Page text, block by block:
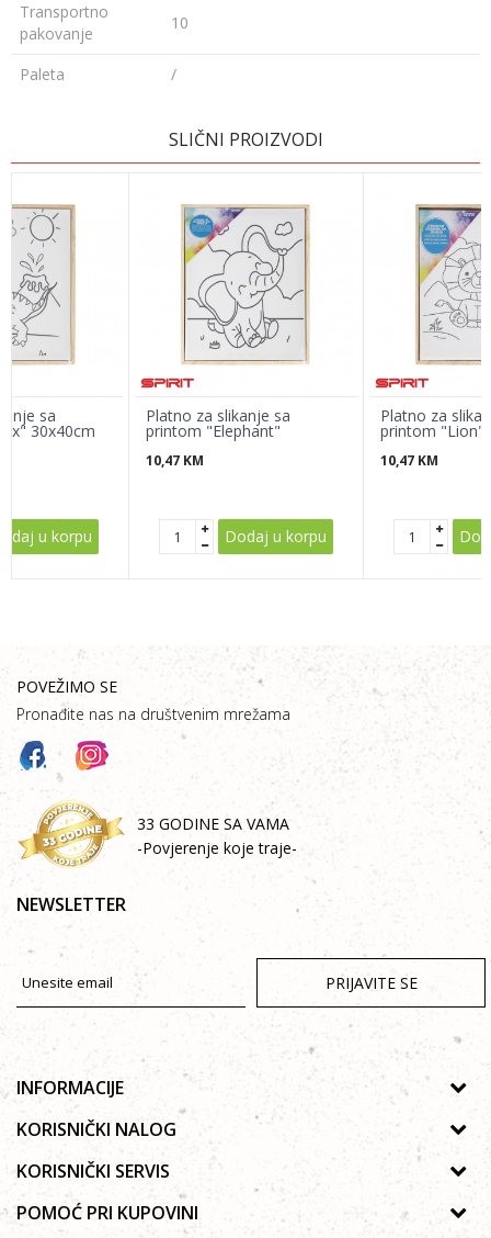
Transportno
pakovanje
10
Paleta /
Poruka
SLIČNI PROIZVODI
sa
30x40cm
u korpu
Platno za slikanje sa
printom "Elephant"
30x40cm
10,47 KM
Dodaj u korpu
Platno za
printom "Lion"
10,47 KM
POVEŽIMO SE
Pronađite nas na društvenim mrežama
33 GODINE SA VAMA
-Povjerenje koje traje-
NEWSLETTER
PRIJAVITE SE
INFORMACIJE
O nama
Galerija
Saradnja
KORISNIČKI NALOG
Uputstvo za registraciju
Zaboravljena lozinka
Poručivanje
KORISNIČKI SERVIS
Politika privatnosti
POMOĆ PRI KUPOVINI